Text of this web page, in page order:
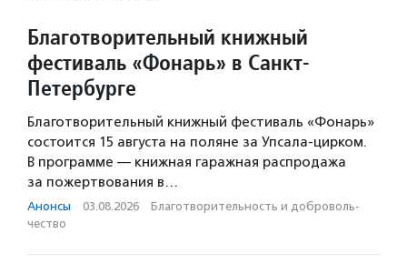
Благотворительный книжный
фестиваль «Фонарь» в Санкт-
Петербурге
Благотворительный книжный фестиваль «Фонарь»
состоится 15 августа на поляне за Упсала-цирком.
В программе — книжная гаражная распродажа
за пожертвования в…
Анонсы · 03.08.2026 · Благотвори­тель­ность и доброволь­
чест­во